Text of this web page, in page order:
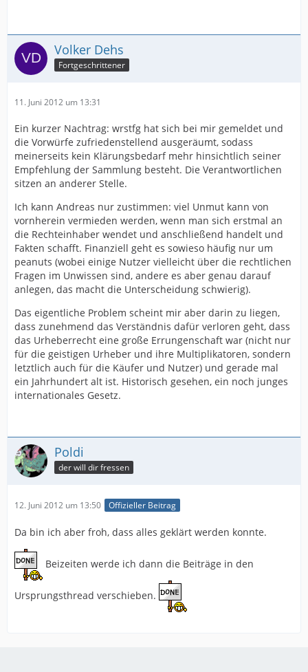
Volker Dehs
Fortgeschrittener
11. Juni 2012 um 13:31
Ein kurzer Nachtrag: wrstfg hat sich bei mir gemeldet und
die Vorwürfe zufriedenstellend ausgeräumt, sodass
meinerseits kein Klärungsbedarf mehr hinsichtlich seiner
Empfehlung der Sammlung besteht. Die Verantwortlichen
sitzen an anderer Stelle.
Ich kann Andreas nur zustimmen: viel Unmut kann von
vornherein vermieden werden, wenn man sich erstmal an
die Rechteinhaber wendet und anschließend handelt und
Fakten schafft. Finanziell geht es sowieso häufig nur um
peanuts (wobei einige Nutzer vielleicht über die rechtlichen
Fragen im Unwissen sind, andere es aber genau darauf
anlegen, das macht die Unterscheidung schwierig).
Das eigentliche Problem scheint mir aber darin zu liegen,
dass zunehmend das Verständnis dafür verloren geht, dass
das Urheberrecht eine große Errungenschaft war (nicht nur
für die geistigen Urheber und ihre Multiplikatoren, sondern
letztlich auch für die Käufer und Nutzer) und gerade mal
ein Jahrhundert alt ist. Historisch gesehen, ein noch junges
internationales Gesetz.
Poldi
der will dir fressen
12. Juni 2012 um 13:50 Offizieller Beitrag
Da bin ich aber froh, dass alles geklärt werden konnte.
Beizeiten werde ich dann die Beiträge in den
Ursprungsthread verschieben.